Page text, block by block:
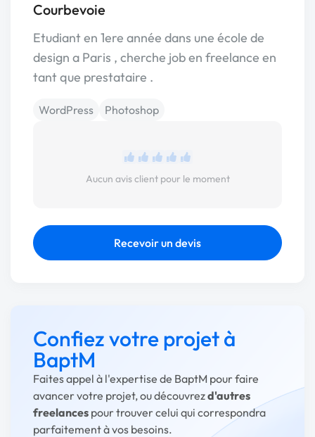
Courbevoie
Etudiant en 1ere année dans une école de
design a Paris , cherche job en freelance en
tant que prestataire .
WordPress Photoshop
Aucun avis client pour le moment
Recevoir un devis
Confiez votre projet à
BaptM
Faites appel à l'expertise de BaptM pour faire
avancer votre projet, ou découvrezd'autres
freelances pour trouver celui qui correspondra
parfaitement à vos besoins.